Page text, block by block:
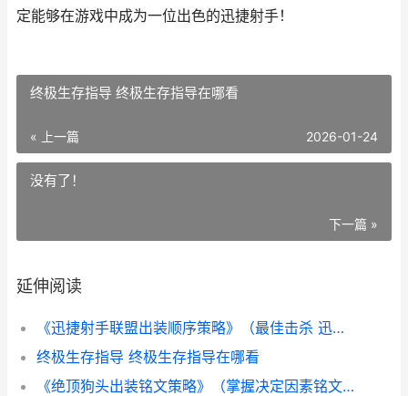
定能够在游戏中成为一位出色的迅捷射手！
终极生存指导 终极生存指导在哪看
« 上一篇 2026-01-24
没有了！
下一篇 »
延伸阅读
《迅捷射手联盟出装顺序策略》（最佳击杀 迅捷出装顺序图
终极生存指导 终极生存指导在哪看
《绝顶狗头出装铭文策略》（掌握决定因素铭文 狗头决斗